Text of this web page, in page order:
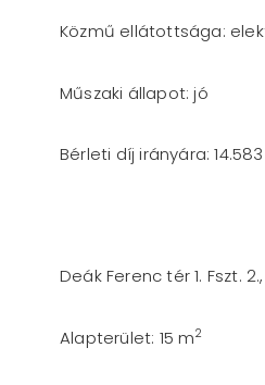
Közmű ellátottsága:
Műszaki állapot: jó
Bérleti díj irányára:
Deák Ferenc tér 1. Fszt.
Alapterület: 15 m2